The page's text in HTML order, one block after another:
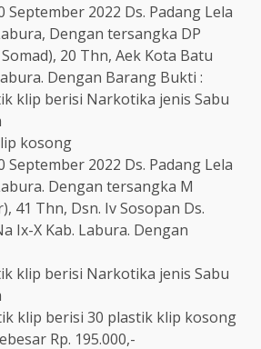
September 2022 Ds. Padang Lela
Dengan tersangka DP
20 Thn, Aek Kota Batu
Dengan Barang Bukti :
klip berisi Narkotika jenis Sabu
kosong
September 2022 Ds. Padang Lela
Dengan tersangka M
41 Thn, Dsn. Iv Sosopan Ds.
Ix-X Kab. Labura. Dengan
klip berisi Narkotika jenis Sabu
klip berisi 30 plastik klip kosong
Rp. 195.000,-